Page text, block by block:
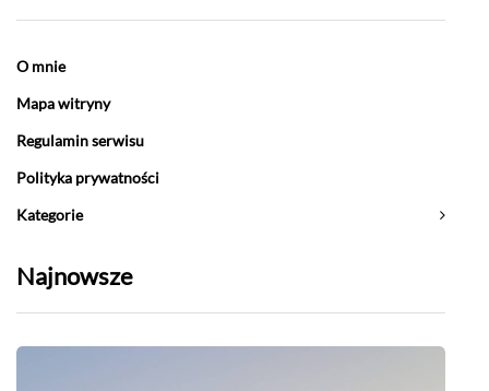
O mnie
Mapa witryny
Regulamin serwisu
Polityka prywatności
Kategorie
Najnowsze